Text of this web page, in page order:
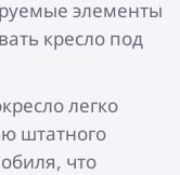
элементы
кресло под
легко
штатного
что